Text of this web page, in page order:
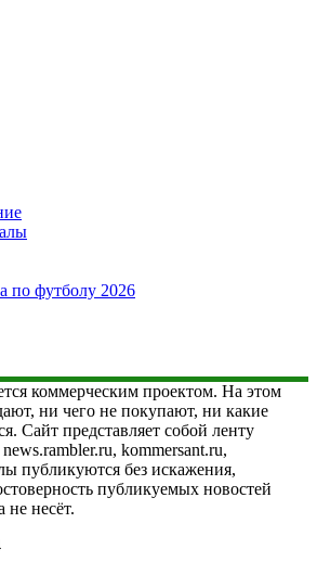
по футболу 2026
коммерческим проектом. На этом
ни чего не покупают, ни какие
Сайт представляет собой ленту
kommersant.ru,
публикуются без искажения,
публикуемых новостей
не несёт.